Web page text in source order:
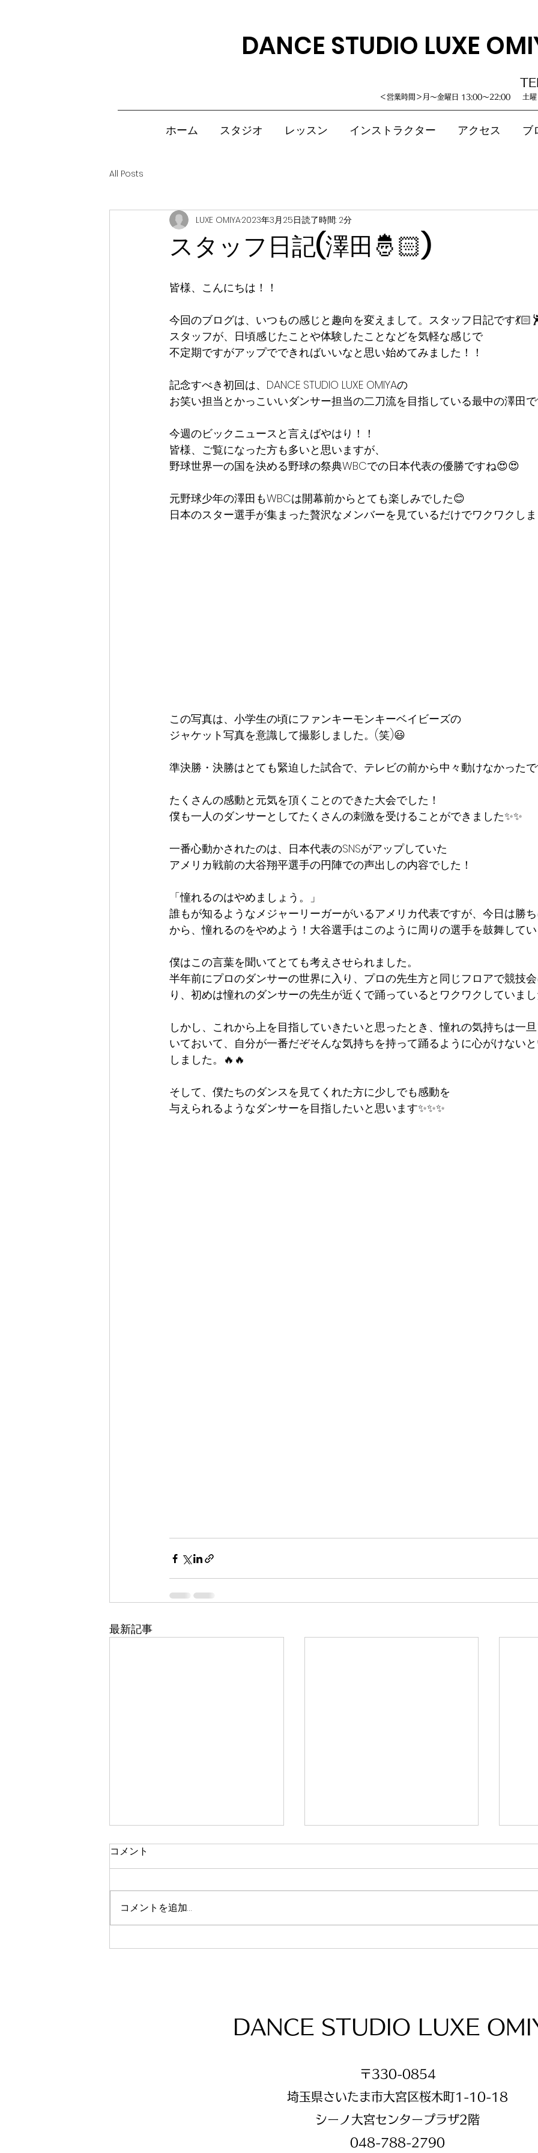
DANCE STUDIO LUXE
＜営業時間＞月～金曜日 13:00～22:00 土
ホーム スタジオ レッスン インストラクター アクセス ブ
All Posts
スタッフ日記(澤田🤴🏻)
LUXE OMIYA2023年3月25日読了時間: 2分
皆様、こんにちは！！
今回のブログは、いつもの感じと趣向を変えまして。スタッフ日記です
スタッフが、日頃感じたことや体験したことなどを気軽な感じで
不定期ですがアップでできればいいなと思い始めてみました！！
記念すべき初回は、DANCE STUDIO LUXE OMIYAの
お笑い担当とかっこいいダンサー担当の二刀流を目指している最中の澤田
今週のビックニュースと言えばやはり！！
皆様、ご覧になった方も多いと思いますが、
野球世界一の国を決める野球の祭典WBCでの日本代表の優勝ですね😍😍
元野球少年の澤田もWBCは開幕前からとても楽しみでした😊
日本のスター選手が集まった贅沢なメンバーを見ているだけでワクワクし
この写真は、小学生の頃にファンキーモンキーベイビーズの
ジャケット写真を意識して撮影しました。(笑)😃
準決勝・決勝はとても緊迫した試合で、テレビの前から中々動けなかった
たくさんの感動と元気を頂くことのできた大会でした！
僕も一人のダンサーとしてたくさんの刺激を受けることができました✨✨
一番心動かされたのは、日本代表のSNSがアップしていた
アメリカ戦前の大谷翔平選手の円陣での声出しの内容でした！
「憧れるのはやめましょう。」
誰もが知るようなメジャーリーガーがいるアメリカ代表ですが、今日は勝
から、憧れるのをやめよう！大谷選手はこのように周りの選手を鼓舞して
僕はこの言葉を聞いてとても考えさせられました。
半年前にプロのダンサーの世界に入り、プロの先生方と同じフロアで競技
り、初めは憧れのダンサーの先生が近くで踊っているとワクワクしていま
しかし、これから上を目指していきたいと思ったとき、憧れの気持ちは一
いておいて、自分が一番だぞそんな気持ちを持って踊るように心がけない
しました。🔥🔥
そして、僕たちのダンスを見てくれた方に少しでも感動を
与えられるようなダンサーを目指したいと思います✨✨✨
最新記事
☀️8月 グループレッスンのお
🌌Summer Party 開催のお
コメント
コメントを追加…
DANCE STUDIO LUXE
〒330-0854
埼玉県さいたま市大宮区桜木町1-10-18
​シーノ大宮センタープラザ2階
048-788-2790